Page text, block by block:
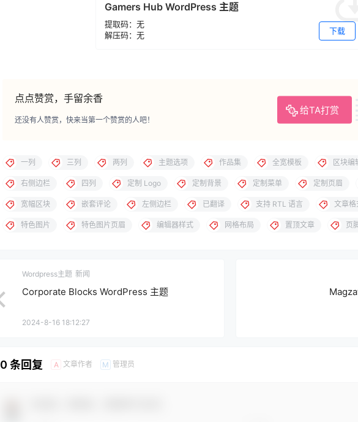
Gamers Hub WordPress 主题
提取码：无
解压码：无
下载
点点赞赏，手留余香
给TA打赏
还没有人赞赏，快来当第一个赞赏的人吧！
一列 三列 两列 主题选项 作品集 全宽模板 区块编
右侧边栏 四列 定制 Logo 定制背景 定制菜单 定制页眉
宽幅区块 嵌套评论 左侧边栏 已翻译 支持 RTL 语言 文章格
特色图片 特色图片页眉 编辑器样式 网格布局 置顶文章 页
Wordpress主题 新闻
Corporate Blocks WordPress 主题
2024-8-16 18:12:27
0 条回复 A 文章作者 M 管理员